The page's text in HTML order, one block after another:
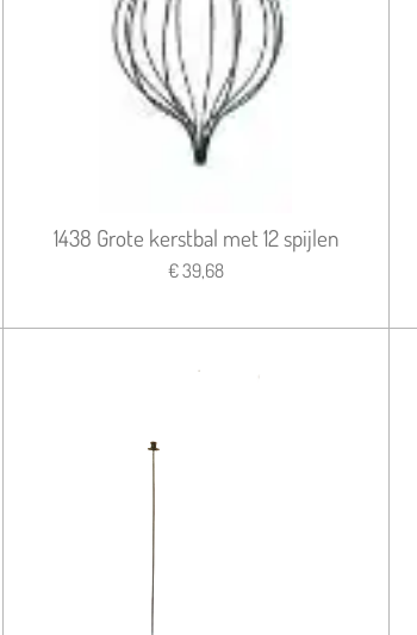
1438 Grote kerstbal met 12 spijlen
€ 39,68